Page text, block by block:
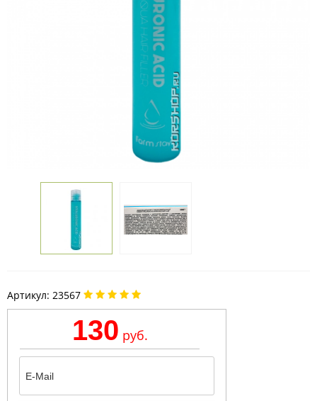
Артикул: 23567
130 руб.